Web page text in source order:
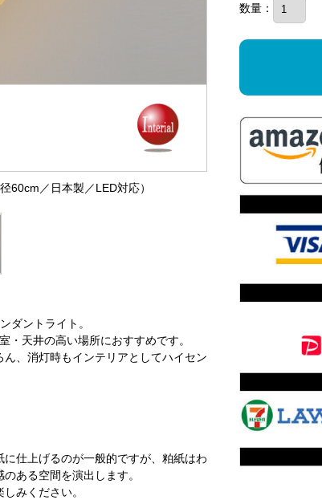
60cm／日本製／LED対応）
ダントライト。
天井の高い場所におすすめです。
、消灯時もインテリアとしてハイセン
仕上げるのが一般的ですが、粕紙はわ
ある空間を演出します。
みください。
数量：